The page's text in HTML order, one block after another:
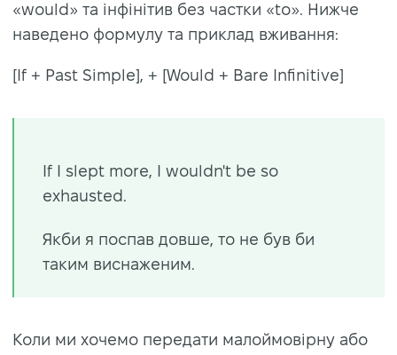
«would» та інфінітив без частки «to». Нижче
наведено формулу та приклад вживання:
[If + Past Simple], + [Would + Bare Infinitive]
If I slept more, I wouldn't be so
exhausted.
Якби я поспав довше, то не був би
таким виснаженим.
Коли ми хочемо передати малоймовірну або